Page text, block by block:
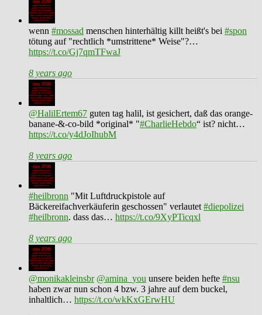
wenn #mossad menschen hinterhältig killt heißt's bei #spon
tötung auf "rechtlich *umstrittene* Weise"?…
https://t.co/Gj7qmTFwaJ
8 years ago
@HalilErtem67 guten tag halil, ist gesichert, daß das orange-
banane-&-co-bild *original* "#CharlieHebdo“ ist? nicht…
https://t.co/y4dJoIhubM
8 years ago
#heilbronn "Mit Luftdruckpistole auf
Bäckereifachverkäuferin geschossen" verlautet #diepolizei
#heilbronn. dass das… https://t.co/9XyPTicqxl
8 years ago
@monikakleinsbr @amina_you unsere beiden hefte #nsu
haben zwar nun schon 4 bzw. 3 jahre auf dem buckel,
inhaltlich… https://t.co/wkKxGErwHU